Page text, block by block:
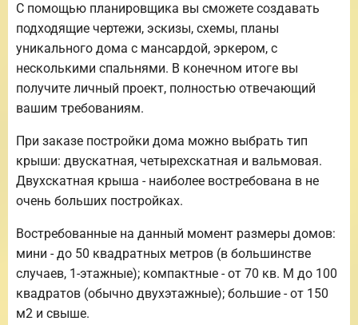
С помощью планировщика вы сможете создавать
подходящие чертежи, эскизы, схемы, планы
уникального дома с мансардой, эркером, с
несколькими спальнями. В конечном итоге вы
получите личный проект, полностью отвечающий
вашим требованиям.
При заказе постройки дома можно выбрать тип
крыши: двускатная, четырехскатная и вальмовая.
Двухскатная крыша - наиболее востребована в не
очень больших постройках.
Востребованные на данный момент размеры домов:
мини - до 50 квадратных метров (в большинстве
случаев, 1-этажные); компактные - от 70 кв. М до 100
квадратов (обычно двухэтажные); большие - от 150
м2 и свыше.